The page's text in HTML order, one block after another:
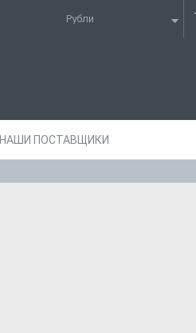
НАШИ ПОСТАВЩИКИ